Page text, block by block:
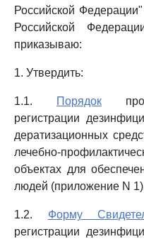
Российской
Российской
приказываю:
1. Утвердить:
1.1. Порядок
регистрации
дератизационных
лечебно-
объектах для
людей (приложение N
1.2. Форму
регистрации